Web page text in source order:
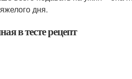
дня.
в тесте рецепт